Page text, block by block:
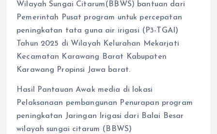
Wilayah Sungai Citarum(BBWS) bantuan dari
Pemerintah Pusat program untuk percepatan
peningkatan tata guna air irigasi (P3-TGAI)
Tahun 2025 di Wilayah Kelurahan Mekarjati
Kecamatan Karawang Barat Kabupaten
Karawang Propinsi Jawa barat.
Hasil Pantauan Awak media di lokasi
Pelaksanaan pembangunan Penurapan program
peningkatan Jaringan Irigasi dari Balai Besar
wilayah sungai citarum (BBWS)